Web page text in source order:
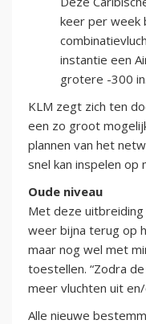
keer per week
instantie een
grotere -300 in.
KLM zegt zich ten
een zo groot
plannen van het
snel kan inspelen op
Oude niveau
Met deze
weer bijna terug op
maar nog wel met
toestellen. “Zodra
meer vluchten uit
Alle nieuwe